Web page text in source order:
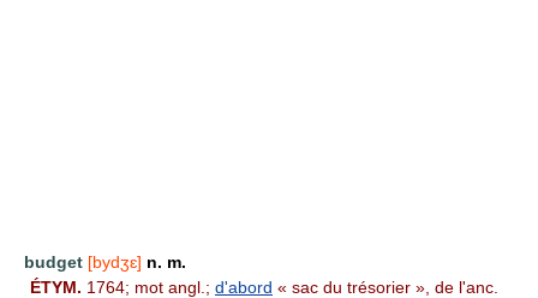
budget [bydʒɛ] n. m.
ÉTYM. 1764; mot angl.; d'abord « sac du trésorier », de l'anc.